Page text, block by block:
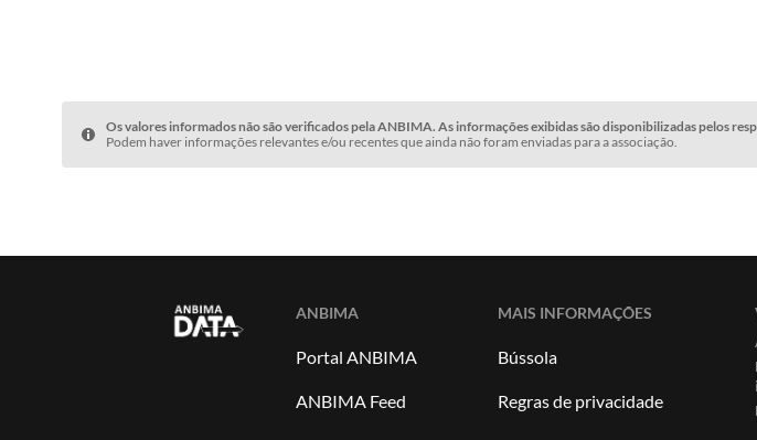
Os valores informados não são verificados pela ANBIMA. As informações exibidas são disponibilizadas pelos
Podem haver informações relevantes e/ou recentes que ainda não foram enviadas para a associação.
ANBIMA
Portal ANBIMA
ANBIMA Feed
MAIS INFORMAÇÕES
Bússola
Regras de privacidade